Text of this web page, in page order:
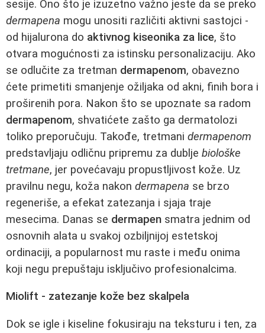
sesije. Ono što je izuzetno važno jeste da se preko
dermapena mogu unositi različiti aktivni sastojci -
od hijalurona do aktivnog kiseonika za lice, što
otvara mogućnosti za istinsku personalizaciju. Ako
se odlučite za tretman dermapenom, obavezno
ćete primetiti smanjenje ožiljaka od akni, finih bora i
proširenih pora. Nakon što se upoznate sa radom
dermapenom, shvatićete zašto ga dermatolozi
toliko preporučuju. Takođe, tretmani dermapenom
predstavljaju odličnu pripremu za dublje biološke
tretmane, jer povećavaju propustljivost kože. Uz
pravilnu negu, koža nakon dermapena se brzo
regeneriše, a efekat zatezanja i sjaja traje
mesecima. Danas se dermapen smatra jednim od
osnovnih alata u svakoj ozbiljnijoj estetskoj
ordinaciji, a popularnost mu raste i među onima
koji negu prepuštaju isključivo profesionalcima.
Miolift - zatezanje kože bez skalpela
Dok se igle i kiseline fokusiraju na teksturu i ten, za